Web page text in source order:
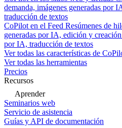
demanda, imágenes generadas por
traducción de textos
CoPilot en el Feed Resúmenes de
generadas por IA, edición y
por IA, traducción de textos
Ver todas las características de
Ver todas las herramientas
Precios
Recursos
Aprender
Seminarios web
Servicio de asistencia
Guías y API de documentación